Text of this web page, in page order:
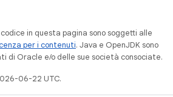
in questa pagina sono soggetti alle
per i contenuti. Java e OpenJDK sono
di Oracle e/o delle sue società consociate.
06-22 UTC.